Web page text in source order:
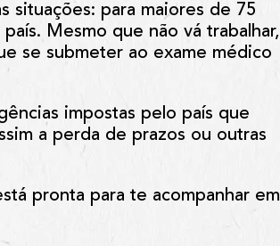
situações: para maiores de 75
Mesmo que não vá trabalhar,
se submeter ao exame médico
impostas pelo país que
a perda de prazos ou outras
pronta para te acompanhar em